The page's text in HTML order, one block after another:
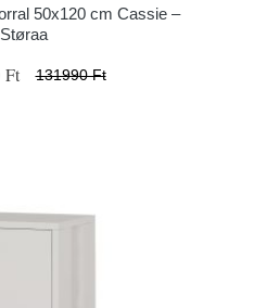
50x120 cm Cassie –
Støraa
Ft 131990 Ft